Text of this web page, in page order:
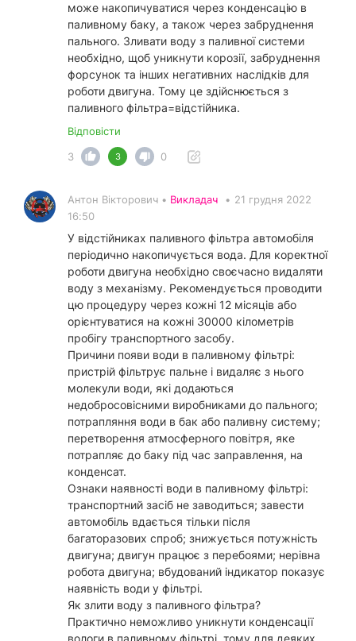
може накопичуватися через конденсацію в
паливному баку, а також через забруднення
пального. Зливати воду з паливної системи
необхідно, щоб уникнути корозії, забруднення
форсунок та інших негативних наслідків для
роботи двигуна. Тому це здійснюється з
паливного фільтра=відстійника.
Відповісти
3
3 0
Антон Вікторович • Викладач • 21 грудня 2022
16:50
У відстійниках паливного фільтра автомобіля
періодично накопичується вода. Для коректної
роботи двигуна необхідно своєчасно видаляти
воду з механізму. Рекомендується проводити
цю процедуру через кожні 12 місяців або
орієнтуватися на кожні 30000 кілометрів
пробігу транспортного засобу.
Причини появи води в паливному фільтрі:
пристрій фільтрує пальне і видаляє з нього
молекули води, які додаються
недобросовісними виробниками до пального;
потрапляння води в бак або паливну систему;
перетворення атмосферного повітря, яке
потрапляє до баку під час заправлення, на
конденсат.
Ознаки наявності води в паливному фільтрі:
транспортний засіб не заводиться; завести
автомобіль вдається тільки після
багаторазових спроб; знижується потужність
двигуна; двигун працює з перебоями; нерівна
робота двигуна; вбудований індикатор показує
наявність води у фільтрі.
Як злити воду з паливного фільтра?
Практично неможливо уникнути конденсації
вологи в паливному фільтрі, тому для деяких